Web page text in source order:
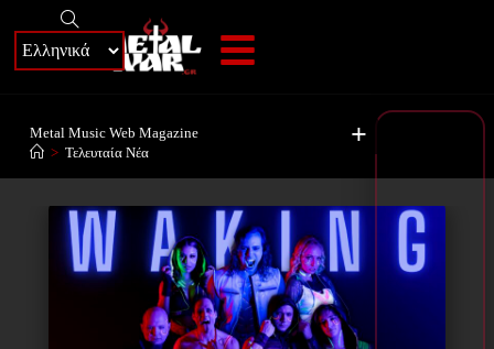
+
Metal Music Web Magazine
> Τελευταία Νέα